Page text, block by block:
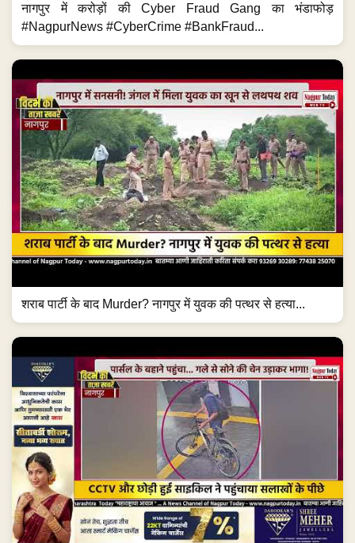
नागपुर में करोड़ों की Cyber Fraud Gang का भंडाफोड़
#NagpurNews #CyberCrime #BankFraud...
शराब पार्टी के बाद Murder? नागपुर में युवक की पत्थर से हत्या...